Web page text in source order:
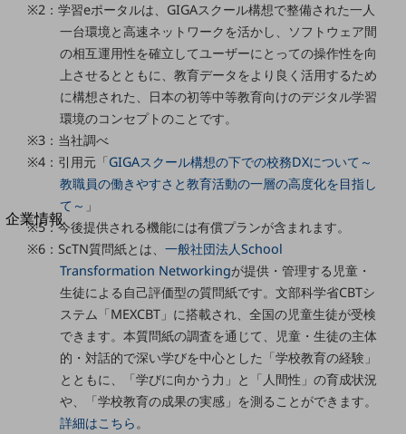
モバイル・ICTサービスをオンラインで
相談・申し込みができるバーチャルショップ
法人向けモバイルトップ
はじめての方へ
サービス・商品を探す
新規会員登録/ログインはこちら
100回線以上のお問い合わせ・お見積りはこちら
別ウィンドウで開きます
企業情報
企業情報TOP
会社案内
会社案内TOP
社長からのご挨拶
※2：学習eポータルは、GIGAスクール構想で整備された一人
一台環境と高速ネットワークを活かし、ソフトウェア間
の相互運用性を確立してユーザーにとっての操作性を向
上させるとともに、教育データをより良く活用するため
に構想された、日本の初等中等教育向けのデジタル学習
環境のコンセプトのことです。
※3：当社調べ
※4：引用元「GIGAスクール構想の下での校務DXについて～
教職員の働きやすさと教育活動の一層の高度化を目指し
て～ 」
※5：今後提供される機能には有償プランが含まれます。
※6：ScTN質問紙とは、一般社団法人School
Transformation Networkingが提供・管理する児童・
生徒による自己評価型の質問紙です。文部科学省CBTシ
ステム「MEXCBT」に搭載され、全国の児童生徒が受検
できます。本質問紙の調査を通じて、児童・生徒の主体
的・対話的で深い学びを中心とした「学校教育の経験」
とともに、「学びに向かう力」と「人間性」の育成状況
や、「学校教育の成果の実感」を測ることができます。
詳細はこちら。